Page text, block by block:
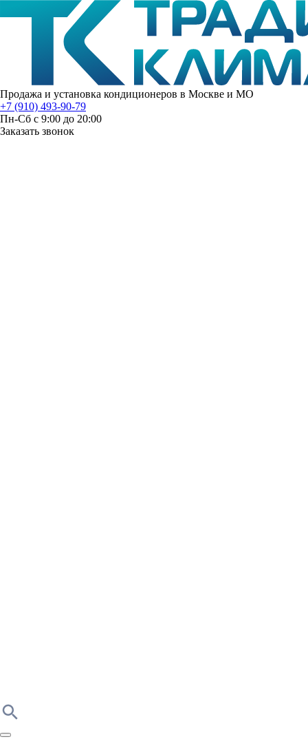
Продажа и установка кондиционеров в Москве и МО
+7 (910) 493-90-79
Пн-Сб с 9:00 до 20:00
Заказать звонок